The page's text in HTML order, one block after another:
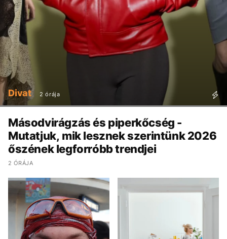
Divat 2 órája
Másodvirágzás és piperkőcség -
Mutatjuk, mik lesznek szerintünk 2026
őszének legforróbb trendjei
2 ÓRÁJA